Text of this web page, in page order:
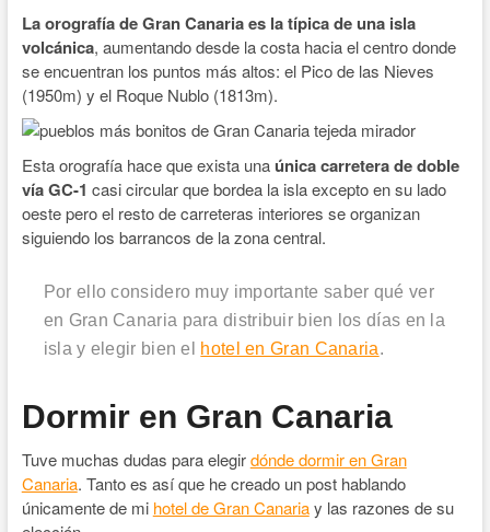
La orografía de Gran Canaria es la típica de una isla
volcánica, aumentando desde la costa hacia el centro donde
se encuentran los puntos más altos: el Pico de las Nieves
(1950m) y el Roque Nublo (1813m).
Esta orografía hace que exista unaúnica carretera de doble
vía GC-1 casi circular que bordea la isla excepto en su lado
oeste pero el resto de carreteras interiores se organizan
siguiendo los barrancos de la zona central.
Por ello considero muy importante saber qué ver
en Gran Canaria para distribuir bien los días en la
isla y elegir bien el hotel en Gran Canaria.
Dormir en Gran Canaria
Tuve muchas dudas para elegirdónde dormir en Gran
Canaria. Tanto es así que he creado un post hablando
únicamente de mi hotel de Gran Canariay las razones de su